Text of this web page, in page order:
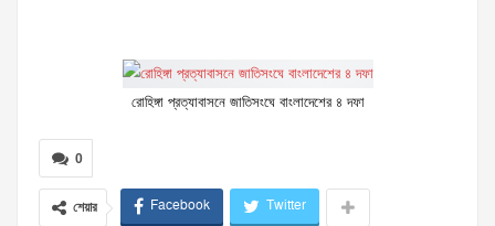
রোহিঙ্গা প্রত্যাবাসনে জাতিসংঘে বাংলাদেশের ৪ দফা
0
শেয়ার Facebook Twitter